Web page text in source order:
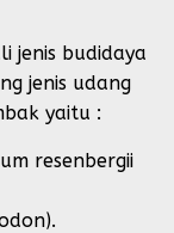
jenis budidaya
jenis udang
yaitu :
resenbergii